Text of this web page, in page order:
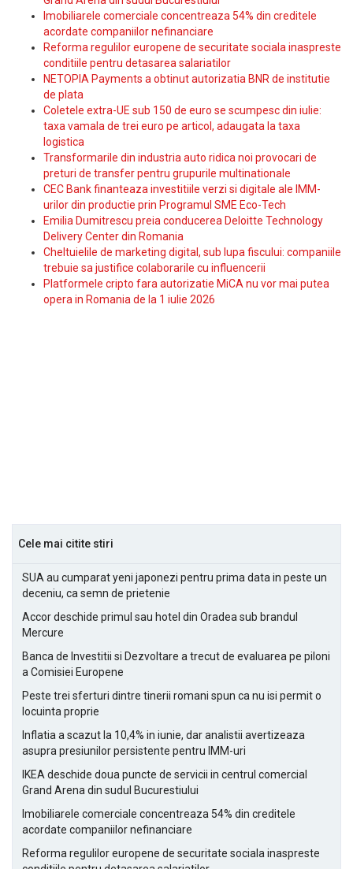
Imobiliarele comerciale concentreaza 54% din creditele
acordate companiilor nefinanciare
Reforma regulilor europene de securitate sociala inaspreste
conditiile pentru detasarea salariatilor
NETOPIA Payments a obtinut autorizatia BNR de institutie
de plata
Coletele extra-UE sub 150 de euro se scumpesc din iulie:
taxa vamala de trei euro pe articol, adaugata la taxa
logistica
Transformarile din industria auto ridica noi provocari de
preturi de transfer pentru grupurile multinationale
CEC Bank finanteaza investitiile verzi si digitale ale IMM-
urilor din productie prin Programul SME Eco-Tech
Emilia Dumitrescu preia conducerea Deloitte Technology
Delivery Center din Romania
Cheltuielile de marketing digital, sub lupa fiscului: companiile
trebuie sa justifice colaborarile cu influencerii
Platformele cripto fara autorizatie MiCA nu vor mai putea
opera in Romania de la 1 iulie 2026
Cele mai citite stiri
SUA au cumparat yeni japonezi pentru prima data in peste un
deceniu, ca semn de prietenie
Accor deschide primul sau hotel din Oradea sub brandul
Mercure
Banca de Investitii si Dezvoltare a trecut de evaluarea pe piloni
a Comisiei Europene
Peste trei sferturi dintre tinerii romani spun ca nu isi permit o
locuinta proprie
Inflatia a scazut la 10,4% in iunie, dar analistii avertizeaza
asupra presiunilor persistente pentru IMM-uri
IKEA deschide doua puncte de servicii in centrul comercial
Grand Arena din sudul Bucurestiului
Imobiliarele comerciale concentreaza 54% din creditele
acordate companiilor nefinanciare
Reforma regulilor europene de securitate sociala inaspreste